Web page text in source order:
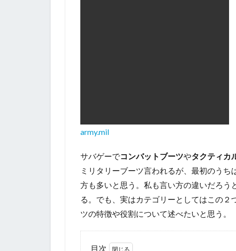
army.mil
サバゲーでコンバットブーツやタクティカ
ミリタリーブーツ言われるが、最初のう
方も多いと思う。私も言い方の違いだろう
る。でも、実はカテゴリーとしてはこの
ツの特徴や役割について述べたいと思う。
目次